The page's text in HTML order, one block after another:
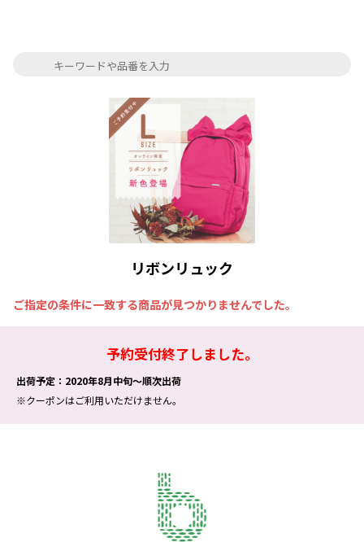
リボンリュック
ご指定の条件に一致する商品が見つかりませんでした。
予約受付終了しました。
出荷予定：2020年8月中旬～順次出荷
※クーポンはご利用いただけません。